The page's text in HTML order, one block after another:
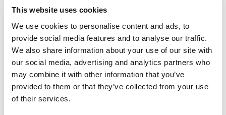
This website uses cookies
We use cookies to personalise content and ads, to
provide social media features and to analyse our traffic.
We also share information about your use of our site with
our social media, advertising and analytics partners who
may combine it with other information that you’ve
provided to them or that they’ve collected from your use
of their services.
INFORMES SOBRE MALWARE